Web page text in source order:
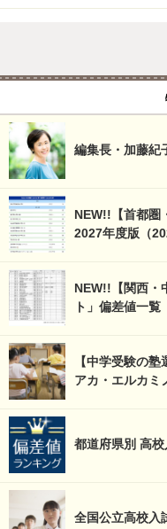
編集長・加藤紀
NEW!!【首都圏
2027年度版（
NEW!!【関西・
ト」偏差値一覧
【中学受験の
アカ・エルカミ
都道府県別 高
全国公立高校入